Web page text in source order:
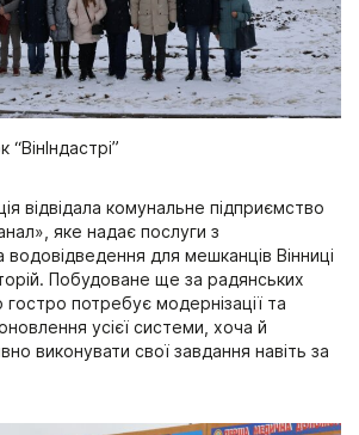
“ВінІндастрі”
відвідала комунальне підприємство
яке надає послуги з
для мешканців Вінниці
Побудоване ще за радянських
гостро потребує модернізації та
усієї системи, хоча й
виконувати свої завдання навіть за